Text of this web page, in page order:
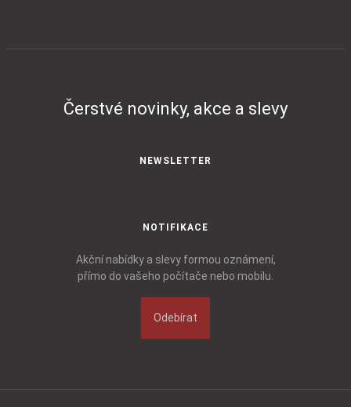
Čerstvé novinky, akce a slevy
NEWSLETTER
NOTIFIKACE
Akční nabídky a slevy formou oznámení,
přímo do vašeho počítače nebo mobilu.
Odebírat